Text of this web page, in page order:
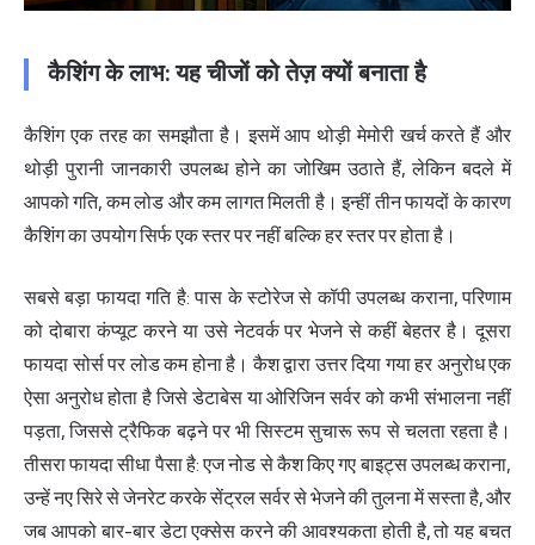
कैशिंग के लाभ: यह चीजों को तेज़ क्यों बनाता है
कैशिंग एक तरह का समझौता है। इसमें आप थोड़ी मेमोरी खर्च करते हैं और
थोड़ी पुरानी जानकारी उपलब्ध होने का जोखिम उठाते हैं, लेकिन बदले में
आपको गति, कम लोड और कम लागत मिलती है। इन्हीं तीन फायदों के कारण
कैशिंग का उपयोग सिर्फ एक स्तर पर नहीं बल्कि हर स्तर पर होता है।
सबसे बड़ा फायदा गति है: पास के स्टोरेज से कॉपी उपलब्ध कराना, परिणाम
को दोबारा कंप्यूट करने या उसे नेटवर्क पर भेजने से कहीं बेहतर है। दूसरा
फायदा सोर्स पर लोड कम होना है। कैश द्वारा उत्तर दिया गया हर अनुरोध एक
ऐसा अनुरोध होता है जिसे डेटाबेस या ओरिजिन सर्वर को कभी संभालना नहीं
पड़ता, जिससे ट्रैफिक बढ़ने पर भी सिस्टम सुचारू रूप से चलता रहता है।
तीसरा फायदा सीधा पैसा है: एज नोड से कैश किए गए बाइट्स उपलब्ध कराना,
उन्हें नए सिरे से जेनरेट करके सेंट्रल सर्वर से भेजने की तुलना में सस्ता है, और
जब आपको बार-बार डेटा एक्सेस करने की आवश्यकता होती है, तो यह बचत